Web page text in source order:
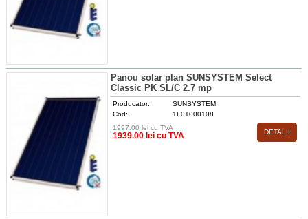
Panou solar plan SUNSYSTEM Select
Classic PK SL/C 2.7 mp
Producator:
SUNSYSTEM
Cod:
1L01000108
1997.00 lei cu TVA
1939.00 lei cu TVA DETALII